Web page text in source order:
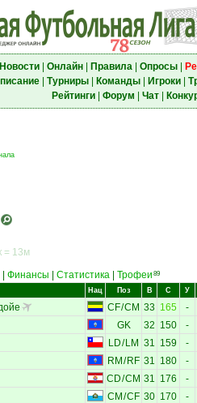
Новости| Онлайн| Правила| Опросы|
| Турниры| Команды| Игроки|
Рейтинги| Форум Чат|
= 13м
Финансы Статистика Трофеи 89
Нац Поз В С У
CF/CM 33 165 -
GK 32 150 -
LD/ LM 31 159 -
RM / RF 31 180 -
CD/CM 31 176 -
CM /CF 30 170 -